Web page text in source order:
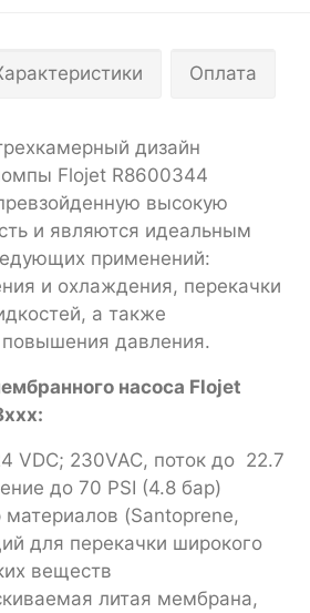
Оплата
дизайн
Flojet R8600344
высокую
и являются идеальным
применений:
и охлаждения, перекачки
а также
давления.
насоса Flojet
VDC; 230VAC, поток до 22.7
до 70 PSI (4.8 бар)
(Santoprene,
для перекачки широкого
веществ
литая мембрана,